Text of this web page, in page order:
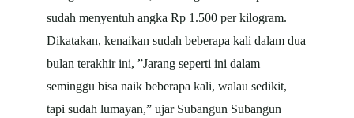
sudah menyentuh angka Rp 1.500 per kilogram.
Dikatakan, kenaikan sudah beberapa kali dalam dua
bulan terakhir ini, ”Jarang seperti ini dalam
seminggu bisa naik beberapa kali, walau sedikit,
tapi sudah lumayan,” ujar Subangun Subangun